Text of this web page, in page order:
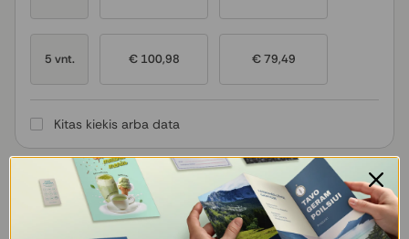
5 vnt. € 100,98 € 79,49
Kitas kiekis arba data
Pasirinkite, kaip pateiksite failą spaudai